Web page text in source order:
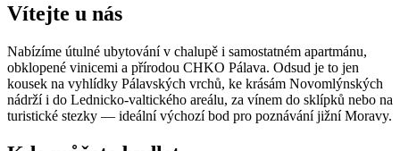
Vítejte u nás
Nabízíme útulné ubytování v chalupě i samostatném apartmánu,
obklopené vinicemi a přírodou CHKO Pálava. Odsud je to jen
kousek na vyhlídky Pálavských vrchů, ke krásám Novomlýnských
nádrží i do Lednicko-valtického areálu, za vínem do sklípků nebo na
turistické stezky — ideální výchozí bod pro poznávání jižní Moravy.